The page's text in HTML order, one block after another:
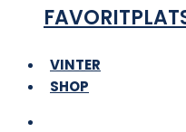
VINTER
SHOP